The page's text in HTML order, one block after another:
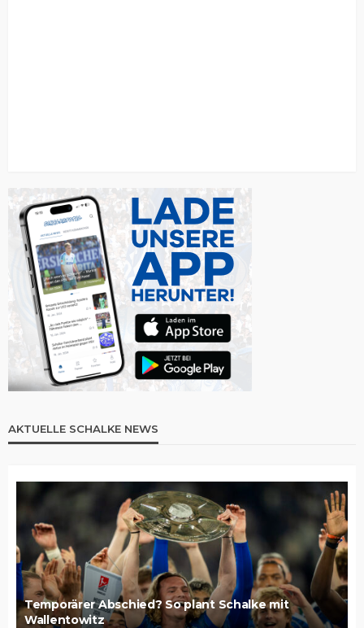
AKTUELLE SCHALKE NEWS
Temporärer Abschied? So plant Schalke mit
Wallentowitz